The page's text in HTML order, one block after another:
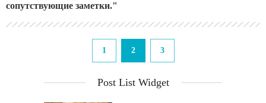
сопутствующие заметки."
1 2 3
Post List Widget